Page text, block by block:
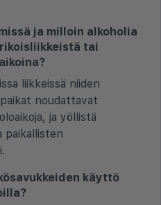
ja milloin alkoholia
tai
liikkeissä niiden
noudattavat
ja yöllistä
paikallisten
käyttö